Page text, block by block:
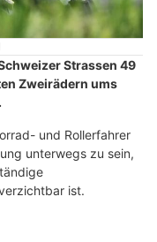
Strassen 49
Zweirädern ums
und Rollerfahrer
unterwegs zu sein,
ist.